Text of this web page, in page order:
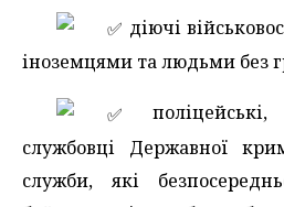
діючі
іноземцями та людьми без
службовці Державної
служби, які